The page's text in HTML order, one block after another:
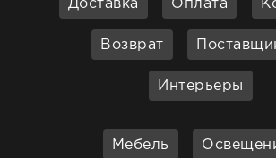
Доставка Оплата
Возврат
Интерьеры
Мебель